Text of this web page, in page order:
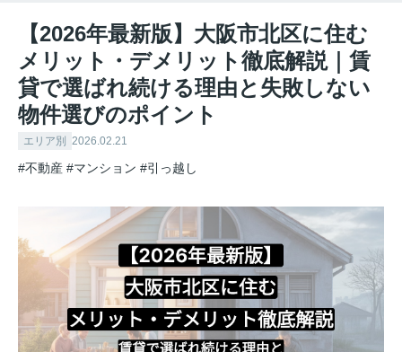
【2026年最新版】大阪市北区に住む
メリット・デメリット徹底解説｜賃
貸で選ばれ続ける理由と失敗しない
物件選びのポイント
エリア別 2026.02.21
#不動産 #マンション #引っ越し